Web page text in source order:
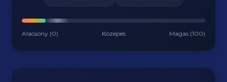
Alacsony (0) Közepes Magas (100)